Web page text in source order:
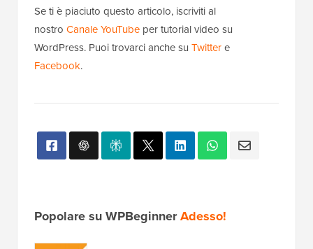
Se ti è piaciuto questo articolo, iscriviti al
nostro Canale YouTube per tutorial video su
WordPress. Puoi trovarci anche su Twittere
Facebook.
Popolare su WPBeginnerAdesso!